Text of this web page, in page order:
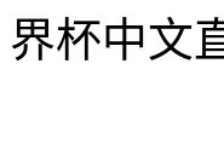
界杯中文